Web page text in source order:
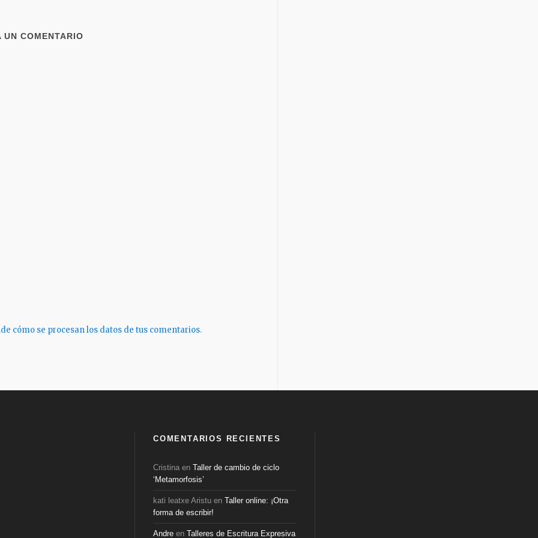
UN COMENTARIO
cómo se procesan los datos de tus comentarios.
COMENTARIOS RECIENTES
Cristina en Taller de cambio de ciclo
‘Metamorfosis’
kati leatxe Aristu en Taller online: ¡Otra
forma de escribir!
Andre en Talleres de Escritura Expresiva